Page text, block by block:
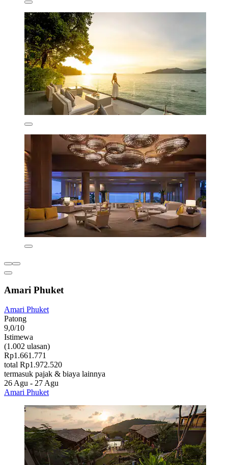
Amari Phuket
Amari Phuket
Patong
9,0/10
Istimewa
(1.002 ulasan)
Rp1.661.771
total Rp1.972.520
termasuk pajak & biaya lainnya
26 Agu - 27 Agu
Amari Phuket